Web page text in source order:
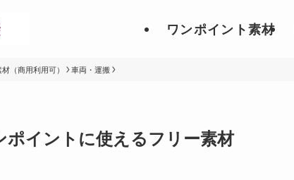
ワンポイント素材
（商用利用可） 車両・運搬
イントに使えるフリー素材